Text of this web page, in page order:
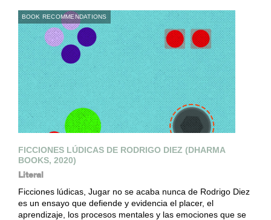
BOOK RECOMMENDATIONS
FICCIONES LÚDICAS DE RODRIGO DIEZ (DHARMA
BOOKS, 2020)
Literal
Ficciones lúdicas, Jugar no se acaba nunca de Rodrigo Diez
es un ensayo que defiende y evidencia el placer, el
aprendizaje, los procesos mentales y las emociones que se